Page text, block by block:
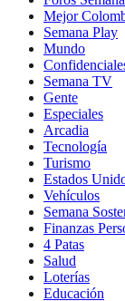
Mejor
Semana Play
Mundo
Semana TV
Gente
Especiales
Arcadia
Tecnología
Turismo
Estados
Vehículos
Semana
Finanzas
4 Patas
Salud
Loterías
Educación